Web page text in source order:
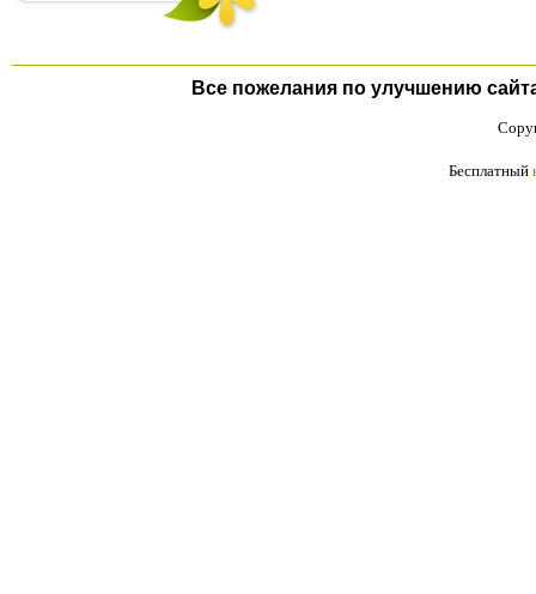
Все пожелания по улучшению
Бесплатный